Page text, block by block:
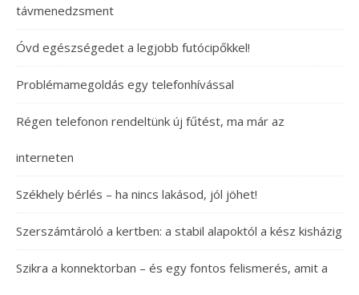
távmenedzsment
Óvd egészségedet a legjobb futócipőkkel!
Problémamegoldás egy telefonhívással
Régen telefonon rendeltünk új fűtést, ma már az
interneten
Székhely bérlés – ha nincs lakásod, jól jöhet!
Szerszámtároló a kertben: a stabil alapoktól a kész kisházig
Szikra a konnektorban – és egy fontos felismerés, amit a